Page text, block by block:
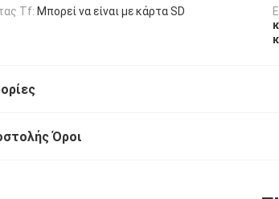
Tf: Μπορεί να είναι με κάρτα SD
Όροι